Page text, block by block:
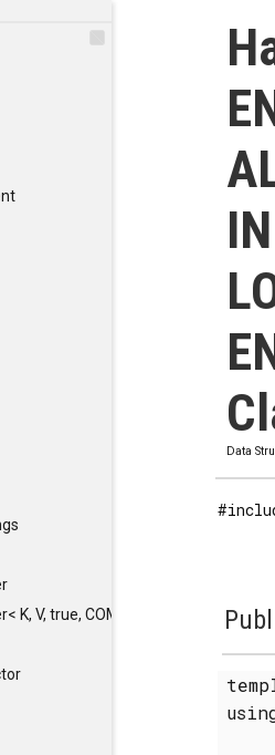
K, V, true, COMPARE, ARRAY >
Data